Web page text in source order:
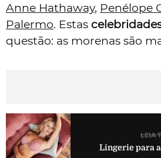
Anne Hathaway, Penélope
Palermo. Estas
questão: as morenas são
LEIA
Lingerie para